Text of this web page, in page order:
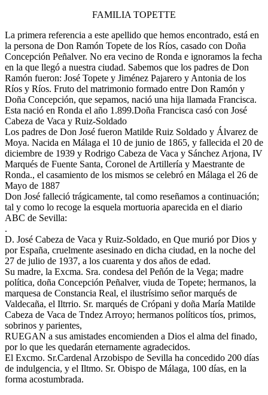
FAMILIA TOPETTE
La primera referencia a este apellido que hemos encontrado, está en
la persona de Don Ramón Topete de los Ríos, casado con Doña
Concepción Peñalver. No era vecino de Ronda e ignoramos la fecha
en la que llegó a nuestra ciudad. Sabemos que los padres de Don
Ramón fueron: José Topete y Jiménez Pajarero y Antonia de los
Ríos y Ríos. Fruto del matrimonio formado entre Don Ramón y
Doña Concepción, que sepamos, nació una hija llamada Francisca.
Esta nació en Ronda el año 1.899.Doña Francisca casó con José
Cabeza de Vaca y Ruiz-Soldado
Los padres de Don José fueron Matilde Ruiz Soldado y Álvarez de
Moya. Nacida en Málaga el 10 de junio de 1865, y fallecida el 20 de
diciembre de 1939 y Rodrigo Cabeza de Vaca y Sánchez Arjona, IV
Marqués de Fuente Santa, Coronel de Artillería y Maestrante de
Ronda., el casamiento de los mismos se celebró en Málaga el 26 de
Mayo de 1887
Don José falleció trágicamente, tal como reseñamos a continuación;
tal y como lo recoge la esquela mortuoria aparecida en el diario
ABC de Sevilla:
.
D. José Cabeza de Vaca y Ruiz-Soldado, en Que murió por Dios y
por España, cruelmente asesinado en dicha ciudad, en la noche del
27 de julio de 1937, a los cuarenta y dos años de edad.
Su madre, la Excma. Sra. condesa del Peñón de la Vega; madre
política, doña Concepción Peñalver, viuda de Topete; hermanos, la
marquesa de Constancia Real, el ilustrísimo señor marqués de
Valdecaña, el Iltrrio. Sr. marqués de Crópani y doña María Matilde
Cabeza de Vaca de Tndez Arroyo; hermanos políticos tíos, primos,
sobrinos y parientes,
RUEGAN a sus amistades encomienden a Dios el alma del finado,
por lo que les quedarán eternamente agradecidos.
El Excmo. Sr.Cardenal Arzobispo de Sevilla ha concedido 200 días
de indulgencia, y el Iltmo. Sr. Obispo de Málaga, 100 días, en la
forma acostumbrada.